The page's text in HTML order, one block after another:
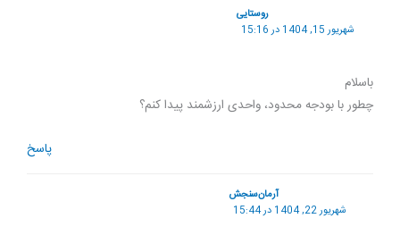
روستایی
شهریور 15, 1404 در 15:16
باسلام
چطور با بودجه محدود، واحدی ارزشمند پیدا کنم؟
پاسخ
آرمان‌سنجش
شهریور 22, 1404 در 15:44